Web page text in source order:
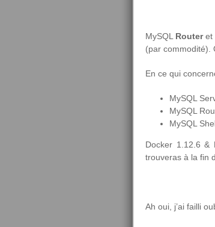
MySQL Routeret
(par commodité).
En ce qui
MySQL
MySQL
MySQL
Docker 1.12.6 &
trouveras à la fin
Ah oui, j’ai failli